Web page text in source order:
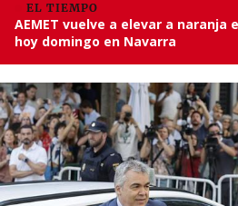
EL TIEMPO
AEMET vuelve a elevar a
hoy domingo en Navarra